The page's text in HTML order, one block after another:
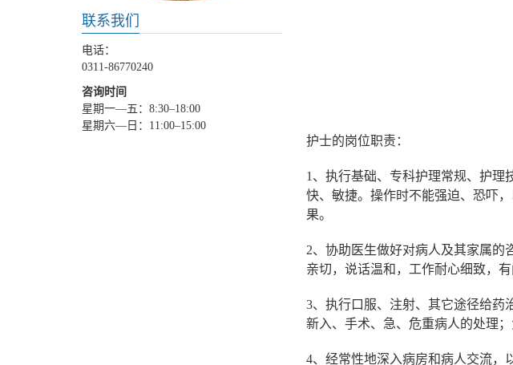
护士的岗位职责：
1、执行基础、专科护理常规、护理
快、敏捷。操作时不能强迫、恐吓
果。
2、协助医生做好对病人及其家属的
亲切，说话温和，工作耐心细致，
3、执行口服、注射、其它途径给药
新入、手术、急、危重病人的处理
4、经常性地深入病房和病人交流，
联系我们
电话：
0311-86770240
咨询时间
星期一—五：8:30–18:00
星期六—日：11:00–15:00